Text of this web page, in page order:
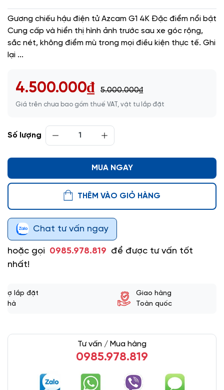
Gương chiếu hậu điện tử Azcam G1 4K Đặc điểm nổi bật
Cung cấp và hiển thị hình ảnh trước sau xe góc rộng,
sắc nét, không điểm mù trong mọi điều kiện thực tế. Ghi
lại ...
4.500.000₫ 5.000.000₫
Giá trên chưa bao gồm thuế VAT, vật tư lắp đặt
Số lượng
MUA NGAY
THÊM VÀO GIỎ HÀNG
Chat tư vấn ngay
hoặc gọi 0985.978.819 để được tư vấn tốt
nhất!
trợ lắp đặt
nhà
Giao hàng
Toàn quốc
Tư vấn / Mua hàng
0985.978.819